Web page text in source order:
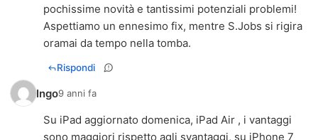
pochissime novità e tantissimi potenziali problemi!
Aspettiamo un ennesimo fix, mentre S.Jobs si rigira
oramai da tempo nella tomba.
Rispondi
Ingo9 anni fa
Su iPad aggiornato domenica, iPad Air , i vantaggi
sono maggiori rispetto agli svantaggi, su iPhone 7